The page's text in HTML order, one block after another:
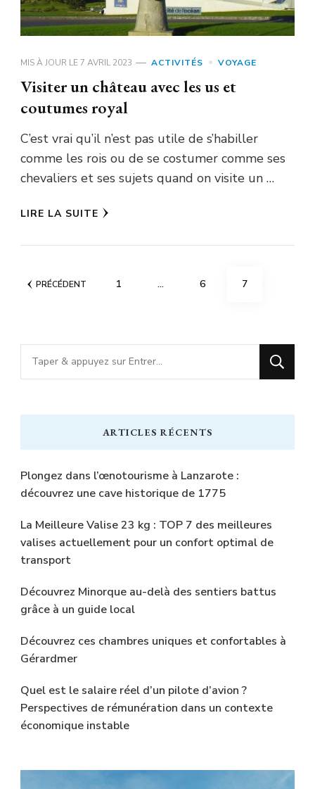
MIS À JOUR LE7 AVRIL 2023 ACTIVITÉS VOYAGE
Visiter un château avec les us et
coutumes royal
C’est vrai qu’il n’est pas utile de s’habiller
comme les rois ou de se costumer comme ses
chevaliers et ses sujets quand on visite un …
LIRE LA SUITE
Pagination
PRÉCÉDENT PAGE
1 … PAGE
6 PAGE
7
Vous
recherchiez
chose
ARTICLES RÉCENTS
Plongez dans l’œnotourisme à Lanzarote :
découvrez une cave historique de 1775
La Meilleure Valise 23 kg : TOP 7 des meilleures
valises actuellement pour un confort optimal de
transport
Découvrez Minorque au-delà des sentiers battus
grâce à un guide local
Découvrez ces chambres uniques et confortables à
Gérardmer
Quel est le salaire réel d’un pilote d’avion ?
Perspectives de rémunération dans un contexte
économique instable